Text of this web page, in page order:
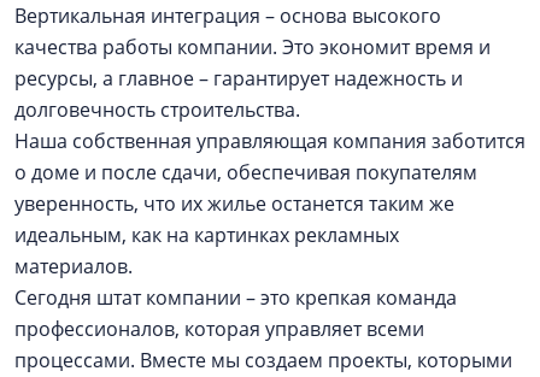
Вертикальная интеграция – основа высокого
качества работы компании. Это экономит время и
ресурсы, а главное – гарантирует надежность и
долговечность строительства.
Наша собственная управляющая компания заботится
о доме и после сдачи, обеспечивая покупателям
уверенность, что их жилье останется таким же
идеальным, как на картинках рекламных
материалов.
Сегодня штат компании – это крепкая команда
профессионалов, которая управляет всеми
процессами. Вместе мы создаем проекты, которыми